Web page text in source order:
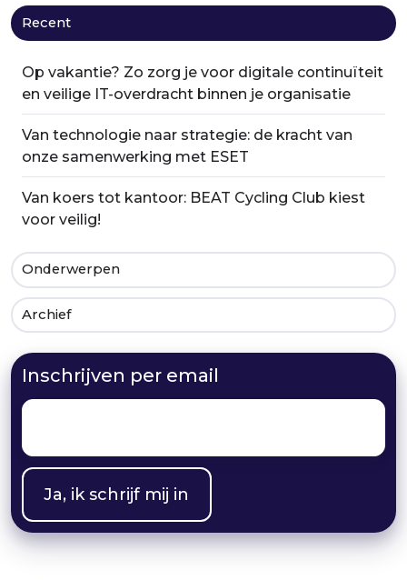
Recent
Op vakantie? Zo zorg je voor digitale continuïteit
en veilige IT-overdracht binnen je organisatie
Van technologie naar strategie: de kracht van
onze samenwerking met ESET
Van koers tot kantoor: BEAT Cycling Club kiest
voor veilig!
Onderwerpen
Archief
Inschrijven per email
Email